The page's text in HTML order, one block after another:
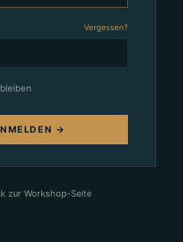
Vergessen?
→
zur Workshop-Seite